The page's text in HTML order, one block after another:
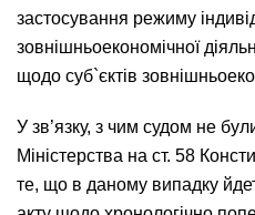
застосування режиму
зовнішньоекономічної
щодо суб`єктів
У зв’язку, з чим судом не
Міністерства на ст. 58
те, що в даному випадку